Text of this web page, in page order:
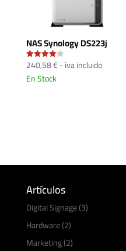
NAS Synology DS223j
Valorado
4.00
240,58€- iva incluido
En Stock
Artículos
Digital Signage(3)
Hardware(2)
Marketing(2)